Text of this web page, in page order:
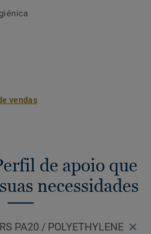
vendas
de apoio que
necessidades
PA20 / POLYETHYLENE